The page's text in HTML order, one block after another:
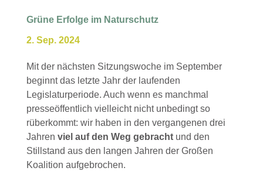
Grüne Erfolge im Naturschutz
2. Sep. 2024
Mit der nächsten Sitzungswoche im September
beginnt das letzte Jahr der laufenden
Legislaturperiode. Auch wenn es manchmal
presseöffentlich vielleicht nicht unbedingt so
rüberkommt: wir haben in den vergangenen drei
Jahren viel auf den Weg gebrachtund den
Stillstand aus den langen Jahren der Großen
Koalition aufgebrochen.